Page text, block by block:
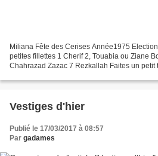
Miliana Fête des Cerises Année1975
petites fillettes 1 Cherif 2, Touabia ou Ziane
Chahrazad Zazac 7 Rezkallah Faites un petit
Vestiges d'hier
Publié le 17/03/2017 à 08:57
Par gadames